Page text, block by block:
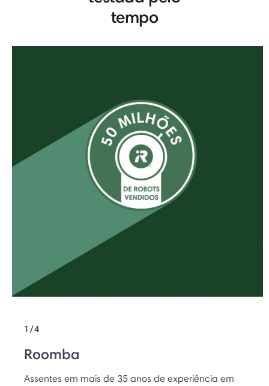
tempo
1/4
Roomba
Assentes em mais de 35 anos de experiência em